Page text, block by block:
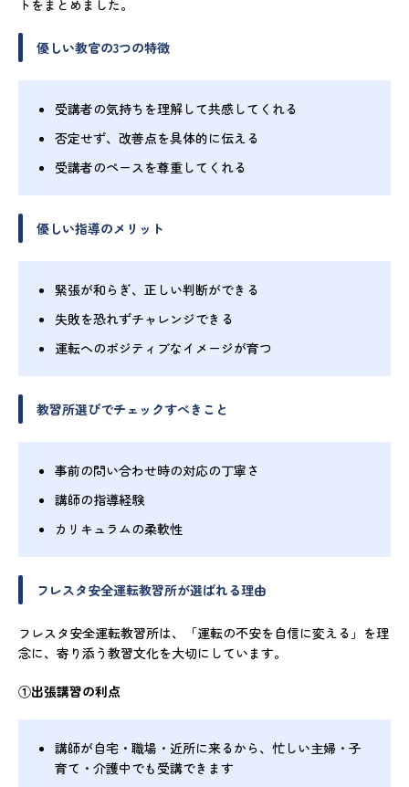
トをまとめました。
優しい教官の3つの特徴
受講者の気持ちを理解して共感してくれる
否定せず、改善点を具体的に伝える
受講者のペースを尊重してくれる
優しい指導のメリット
緊張が和らぎ、正しい判断ができる
失敗を恐れずチャレンジできる
運転へのポジティブなイメージが育つ
教習所選びでチェックすべきこと
事前の問い合わせ時の対応の丁寧さ
講師の指導経験
カリキュラムの柔軟性
フレスタ安全運転教習所が選ばれる理由
フレスタ安全運転教習所は、「運転の不安を自信に変える」を理
念に、寄り添う教習文化を大切にしています。
①出張講習の利点
講師が自宅・職場・近所に来るから、忙しい主婦・子
育て・介護中でも受講できます